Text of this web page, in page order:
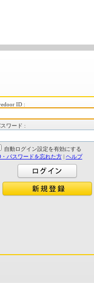
ID :
ワード :
自動ログイン設定を有効にする
パスワードを忘れた方| ヘルプ